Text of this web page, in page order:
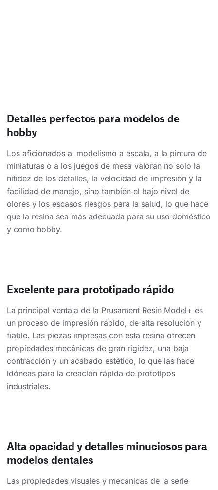
Detalles perfectos para modelos de
hobby
Los aficionados al modelismo a escala, a la pintura de
miniaturas o a los juegos de mesa valoran no solo la
nitidez de los detalles, la velocidad de impresión y la
facilidad de manejo, sino también el bajo nivel de
olores y los escasos riesgos para la salud, lo que hace
que la resina sea más adecuada para su uso doméstico
y como hobby.
Excelente para prototipado rápido
La principal ventaja de la Prusament Resin Model+ es
un proceso de impresión rápido, de alta resolución y
fiable. Las piezas impresas con esta resina ofrecen
propiedades mecánicas de gran rigidez, una baja
contracción y un acabado estético, lo que las hace
idóneas para la creación rápida de prototipos
industriales.
Alta opacidad y detalles minuciosos para
modelos dentales
Las propiedades visuales y mecánicas de la serie